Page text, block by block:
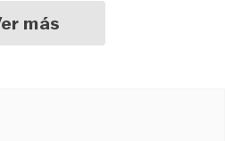
más